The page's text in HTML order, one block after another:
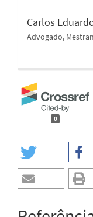
Carlos
Advogado,
0